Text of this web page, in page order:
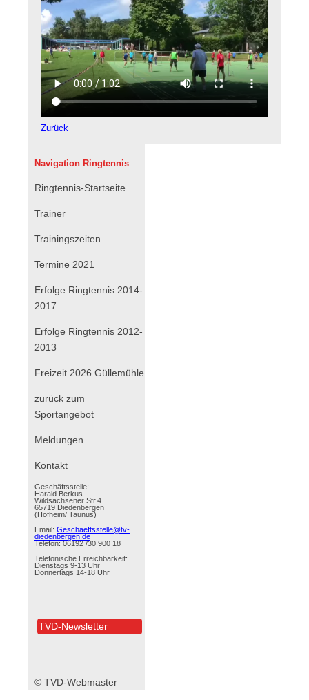
Zurück
Navigation Ringtennis
Navigation
Ringtennis-Startseite
Trainer
Trainingszeiten
Termine 2021
Erfolge Ringtennis 2014-
2017
Erfolge Ringtennis 2012-
2013
Freizeit 2026 Güllemühle
zurück zum
Sportangebot
Navigation
Meldungen
Kontakt
Geschäftsstelle:
Harald Berkus
Wildsachsener Str.4
65719 Diedenbergen
(Hofheim/ Taunus)
Email: Geschaeftsstelle@tv-
diedenbergen.de
Telefon: 06192 /30 900 18
Telefonische Erreichbarkeit:
Dienstags 9-13 Uhr
Donnertags 14-18 Uhr
TVD-Newsletter
© TVD-Webmaster